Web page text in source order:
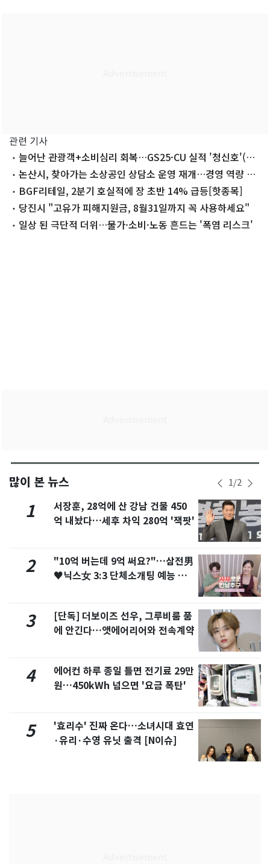
관련 기사
늘어난 관광객+소비심리 회복…GS25·CU 실적 '청신호'(종
합)논산시, 찾아가는 소상공인 상담소 운영 재개…경영 역량 강
화 BGF리테일, 2분기 호실적에 장 초반 14% 급등[핫종목]
당진시 "고유가 피해지원금, 8월31일까지 꼭 사용하세요"
일상 된 극단적 더위…물가·소비·노동 흔드는 '폭염 리스크'
많이 본 뉴스 1/2
1
서장훈, 28억에 산 강남 건물 450
억 내놨다…세후 차익 280억 '잭팟'
2
"10억 버는데 9억 써요?"…삼전男
♥닉스女 3:3 단체소개팅 예능 화
3
[단독] 더보이즈 선우, 그루비룸 품
에 안긴다…앳에어리어와 전속계약
4
에어컨 하루 종일 틀면 전기료 29만
원…450kWh 넘으면 '요금 폭탄'
5
'효리수' 진짜 온다…소녀시대 효연
·유리·수영 유닛 출격 [N이슈]